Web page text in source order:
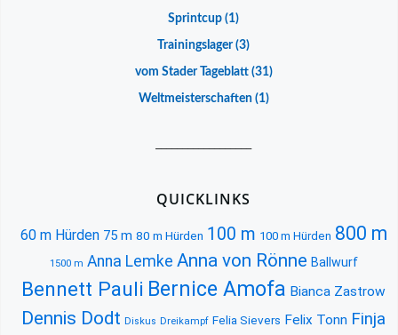
Sprintcup (1)
Trainingslager(3)
vom Stader Tageblatt(31)
Weltmeisterschaften(1)
QUICKLINKS
60 m Hürden 75 m 80 m Hürden 100 m 100 m Hürden 800 m
1500 m Anna Lemke Anna von Rönne Ballwurf
Bennett Pauli Bernice Amofa Bianca Zastrow
Dennis Dodt Diskus Dreikampf Felia Sievers Felix Tonn Finja